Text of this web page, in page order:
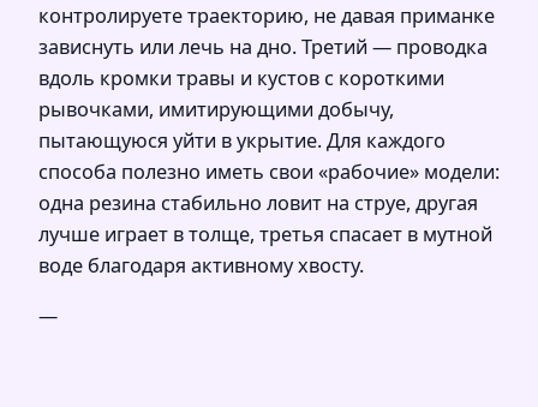
контролируете траекторию, не давая приманке
зависнуть или лечь на дно. Третий — проводка
вдоль кромки травы и кустов с короткими
рывочками, имитирующими добычу,
пытающуюся уйти в укрытие. Для каждого
способа полезно иметь свои «рабочие» модели:
одна резина стабильно ловит на струе, другая
лучше играет в толще, третья спасает в мутной
воде благодаря активному хвосту.
—